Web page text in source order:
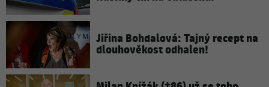
Jiřina Bohdalová: Tajný recept na
dlouhověkost odhalen!